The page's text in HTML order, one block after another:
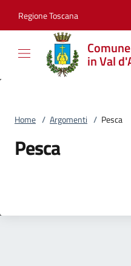
Regione Toscana
in Val
Home / Argomenti / Pesca
Pesca